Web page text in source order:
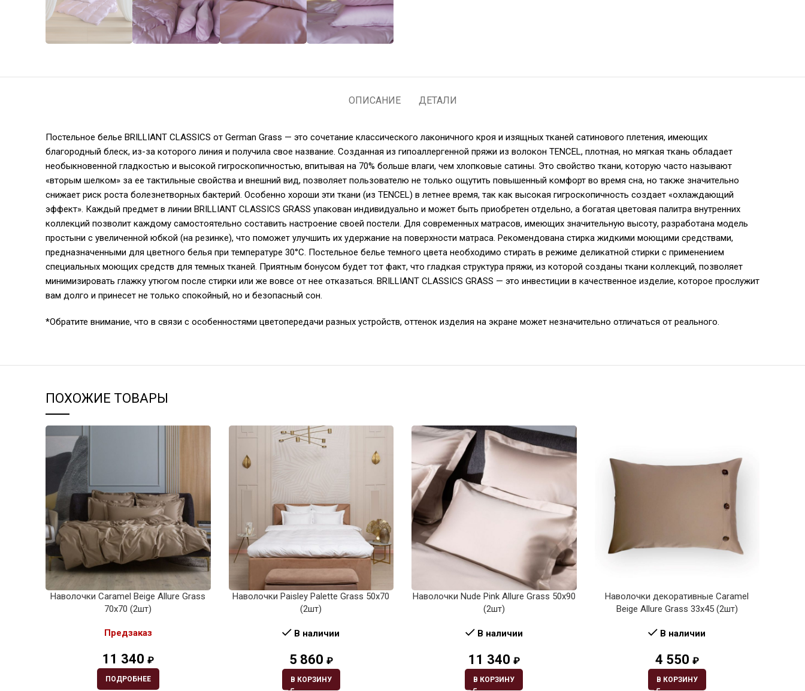
ОПИСАНИЕ ДЕТАЛИ
Постельное белье BRILLIANT CLASSICS от German Grass — это сочетание классического лаконичного кроя и изящных тканей сатинового плетения, имеющих
благородный блеск, из-за которого линия и получила свое название. Созданная из гипоаллергенной пряжи из волокон TENCEL, плотная, но мягкая ткань обладает
необыкновенной гладкостью и высокой гигроскопичностью, впитывая на 70% больше влаги, чем хлопковые сатины. Это свойство ткани, которую часто называют
«вторым шелком» за ее тактильные свойства и внешний вид, позволяет пользователю не только ощутить повышенный комфорт во время сна, но также значительно
снижает риск роста болезнетворных бактерий. Особенно хороши эти ткани (из TENCEL) в летнее время, так как высокая гигроскопичность создает «охлаждающий
эффект». Каждый предмет в линии BRILLIANT CLASSICS GRASS упакован индивидуально и может быть приобретен отдельно, а богатая цветовая палитра внутренних
коллекций позволит каждому самостоятельно составить настроение своей постели. Для современных матрасов, имеющих значительную высоту, разработана модель
простыни с увеличенной юбкой (на резинке), что поможет улучшить их удержание на поверхности матраса. Рекомендована стирка жидкими моющими средствами,
предназначенными для цветного белья при температуре 30°С. Постельное белье темного цвета необходимо стирать в режиме деликатной стирки с применением
специальных моющих средств для темных тканей. Приятным бонусом будет тот факт, что гладкая структура пряжи, из которой созданы ткани коллекций, позволяет
минимизировать глажку утюгом после стирки или же вовсе от нее отказаться. BRILLIANT CLASSICS GRASS — это инвестиции в качественное изделие, которое прослужит
вам долго и принесет не только спокойный, но и безопасный сон.
*Обратите внимание, что в связи с особенностями цветопередачи разных устройств, оттенок изделия на экране может незначительно отличаться от реального.
ПОХОЖИЕ ТОВАРЫ
Наволочки Caramel Beige Allure Grass
70х70 (2шт)
Предзаказ
11 340 ₽
ПОДРОБНЕЕ
Наволочки Paisley Palette Grass 50х70
(2шт)
В наличии
5 860 ₽
В КОРЗИНУ
Наволочки Nude Pink Allure Grass 50х90
(2шт)
В наличии
11 340 ₽
В КОРЗИНУ
Наволочки декоративные Caramel
Beige Allure Grass 33х45 (2шт)
В наличии
4 550 ₽
В КОРЗИНУ